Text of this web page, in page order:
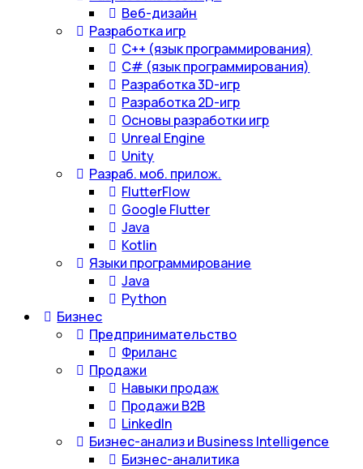
Веб-дизайн
Разработка игр
С++ (язык программирования)
С# (язык программирования)
Разработка 3D-игр
Разработка 2D-игр
Основы разработки игр
Unreal Engine
Unity
Разраб. моб. прилож.
FlutterFlow
Google Flutter
Java
Kotlin
Языки программирование
Java
Python
Бизнес
Предпринимательство
Фриланс
Продажи
Навыки продаж
Продажи B2B
LinkedIn
Бизнес-анализ и Business Intelligence
Бизнес-аналитика